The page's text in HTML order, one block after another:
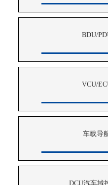
BDU/
VCU/
车载导
DCU汽车域